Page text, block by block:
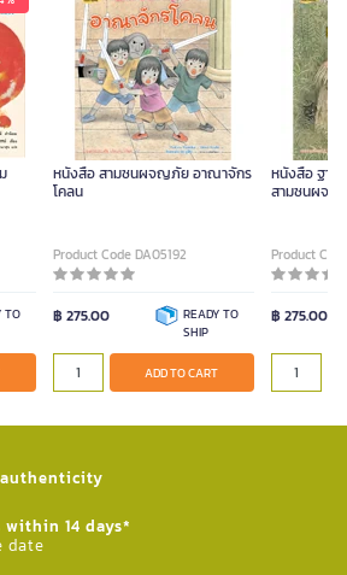
TO
หนังสือ สามซนผจญภัย อาณาจักร
โคลน
Product Code DA05192
฿ 275.00
READY TO
SHIP
ADD TO CART
หนังสือ ฐาน
สามซนผจญ
Product
฿ 275.00
14 days*
date